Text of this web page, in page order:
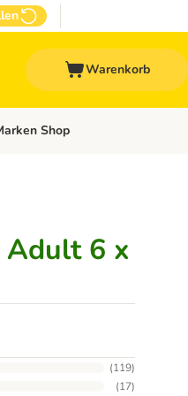
Warenkorb
Menü öffnen: Diätfutter
Shop
Adult 6 x
(119)
(17)